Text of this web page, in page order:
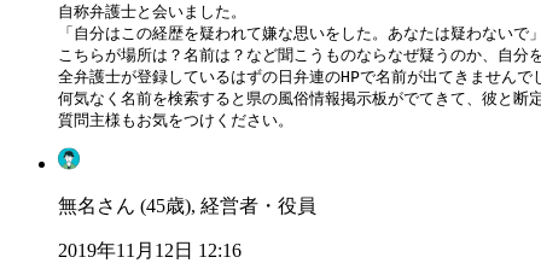
自称弁護士と会いました。
「自分はこの経歴を疑われて嫌な思いをした。あなたは疑わないで
こちらが場所は？名前は？など聞こうものならなぜ疑うのか、自分
全弁護士が登録しているはずの日弁連のHPで名前が出てきませんで
何気なく名前を検索すると県の風俗情報掲示板がでてきて、彼と
質問主様もお気をつけください。
無名さん (45歳), 経営者・役員
2019年11月12日 12:16